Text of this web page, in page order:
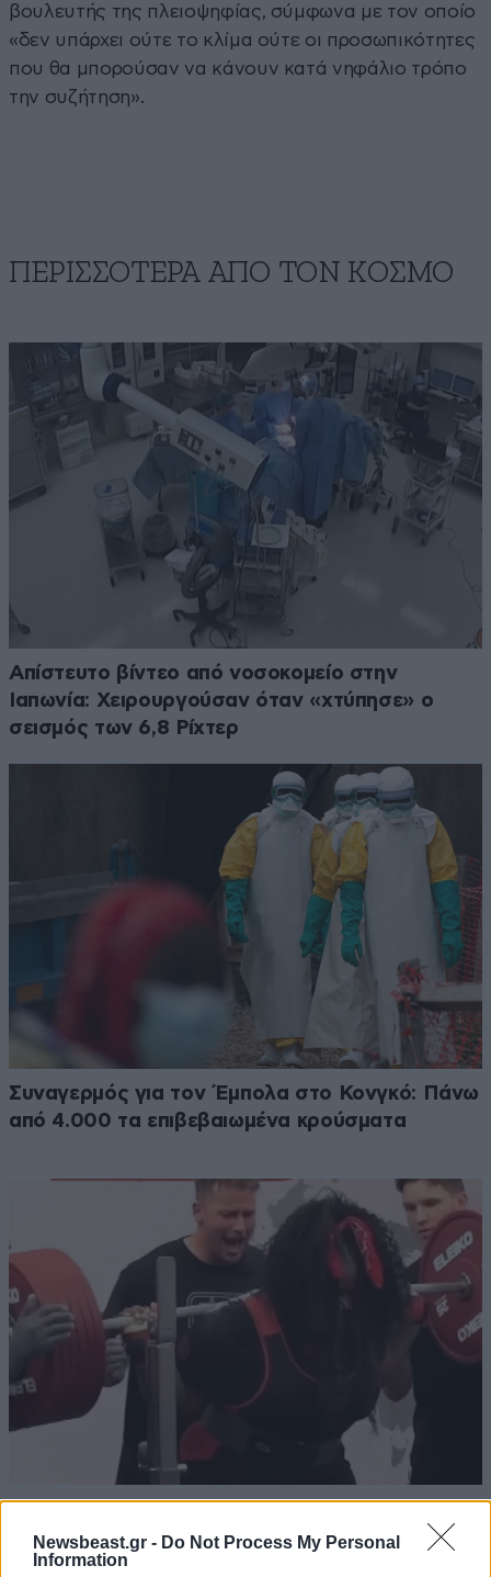
Newsbeast.gr - Do Not Process My Personal
Information
βουλευτής της πλειοψηφίας, σύμφωνα με τον οποίο
«δεν υπάρχει ούτε το κλίμα ούτε οι προσωπικότητες
που θα μπορούσαν να κάνουν κατά νηφάλιο τρόπο
την συζήτηση».
ΠΕΡΙΣΣΟΤΕΡΑ ΑΠΟ ΤΟΝ ΚΟΣΜΟ
Απίστευτο βίντεο από νοσοκομείο στην
Ιαπωνία: Χειρουργούσαν όταν «χτύπησε» ο
σεισμός των 6,8 Ρίχτερ
Συναγερμός για τον Έμπολα στο Κονγκό: Πάνω
από 4.000 τα επιβεβαιωμένα κρούσματα
Σκάνδαλο μεγατόνων στο Powerlifting:
Ομολόγησε ότι σαμπόταρε μαύρη
πρωταθλήτρια από ρατσιστικό μίσος